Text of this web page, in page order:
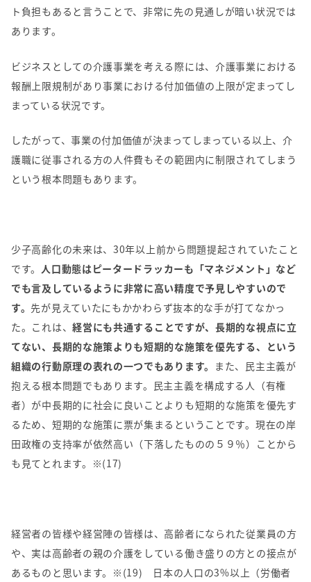
ト負担もあると言うことで、非常に先の見通しが暗い状況では
あります。
ビジネスとしての介護事業を考える際には、介護事業における
報酬上限規制があり事業における付加価値の上限が定まってし
まっている状況です。
したがって、事業の付加価値が決まってしまっている以上、介
護職に従事される方の人件費もその範囲内に制限されてしまう
という根本問題もあります。
少子高齢化の未来は、 30年以上前から問題提起されていたこと
です。 人口動態はピータードラッカーも「マネジメント」など
でも言及しているように非常に高い精度で予見しやすいので
す。 先が見えていたにもかかわらず抜本的な手が打てなかっ
た。これは、経営にも共通することですが、長期的な視点に立
てない、長期的な施策よりも短期的な施策を優先する、という
組織の行動原理の表れの一つでもあります。 また、民主主義が
抱える根本問題でもあります。民主主義を構成する人（有権
者）が中長期的に社会に良いことよりも短期的な施策を優先す
るため、短期的な施策に票が集まるということです。現在の岸
田政権の支持率が依然高い（下落したものの５９％）ことから
も見てとれます。※(17)
経営者の皆様や経営陣の皆様は、高齢者になられた従業員の方
や、実は高齢者の親の介護をしている働き盛りの方との接点が
あるものと思います。※(19) 日本の人口の3%以上（労働者